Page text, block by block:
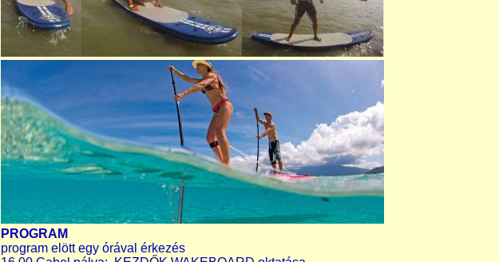
PROGRAM
program elött egy órával érkezés